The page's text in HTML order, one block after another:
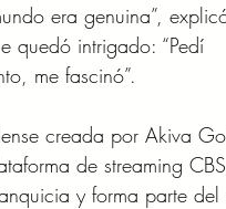
era genuina”,
quedó intrigado: “Pedí
me fascinó”.
creada por Akiva
de streaming
y forma parte del